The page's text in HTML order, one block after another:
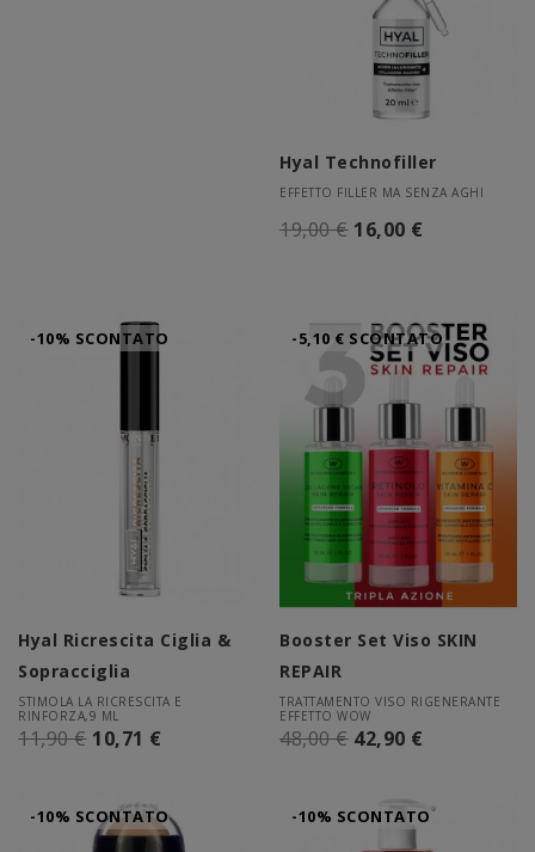
Hyal Technofiller
EFFETTO FILLER MA SENZA AGHI
19,00 € 16,00 €
-10% SCONTATO
Hyal Ricrescita Ciglia &
Sopracciglia
STIMOLA LA RICRESCITA E
RINFORZA,9 ML
11,90 € 10,71 €
-5,10 € SCONTATO
Booster Set Viso SKIN
REPAIR
TRATTAMENTO VISO RIGENERANTE
EFFETTO WOW
48,00 € 42,90 €
-10% SCONTATO -10% SCONTATO